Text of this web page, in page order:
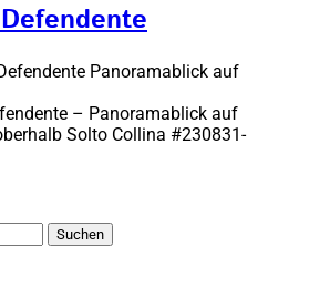
– Panoramablick auf
Solto Collina #230831-